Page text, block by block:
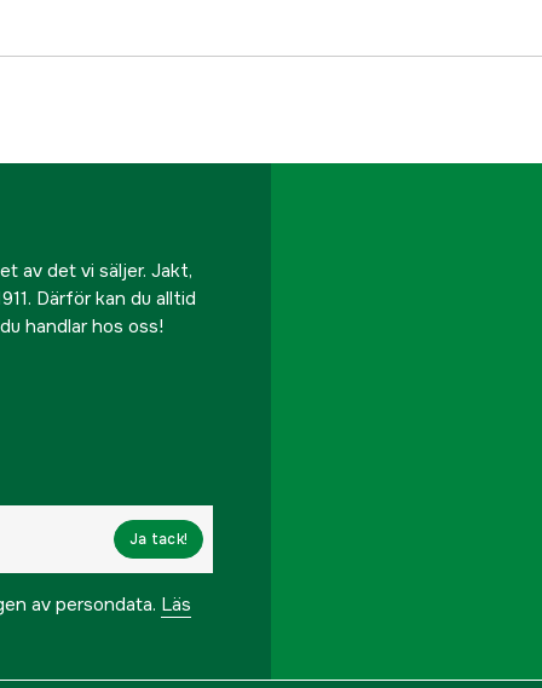
av det vi säljer. Jakt,
Därför kan du alltid
handlar hos oss!
Ja tack!
av persondata. Läs